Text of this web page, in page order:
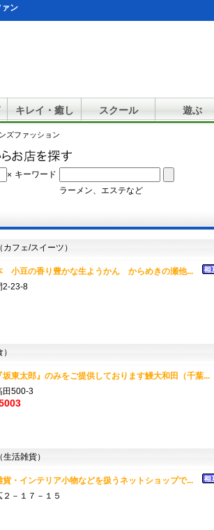
ン
キレイ・癒し スクール 遊ぶ
ズファッション
× キーワード
ラーメン、エステなど
フェ/スイーツ）
小豆の香り豊かな生ようかん からめきの瀬他...
2-23-8
坂東太郎』のみをご提供しております鰻大和田（千葉...
田500-3
活雑貨）
貨・インテリア小物などを扱うネットショップで...
－１７－１５